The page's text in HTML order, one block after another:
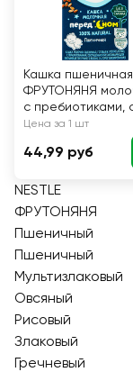
Кашка пшеничная
ФРУТОНЯНЯ
с пребиотиками,
месяцев, 200мл
Цена за 1 шт
44,99 руб
NESTLE
ФРУТОНЯНЯ
Пшеничный
Пшеничный
Мультизлаковый
Овсяный
Рисовый
Злаковый
Гречневый